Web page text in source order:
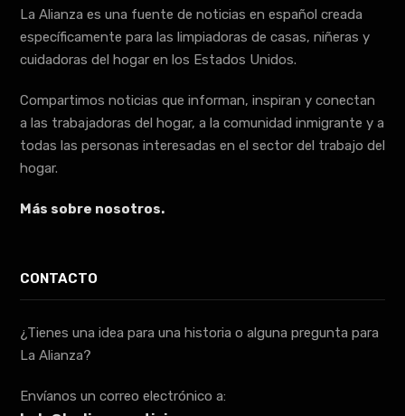
La Alianza es una fuente de noticias en español creada
específicamente para las limpiadoras de casas, niñeras y
cuidadoras del hogar en los Estados Unidos.
Compartimos noticias que informan, inspiran y conectan
a las trabajadoras del hogar, a la comunidad inmigrante y a
todas las personas interesadas en el sector del trabajo del
hogar.
Más sobre nosotros.
CONTACTO
¿Tienes una idea para una historia o alguna pregunta para
La Alianza?
Envíanos un correo electrónico a: